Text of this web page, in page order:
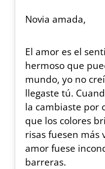
Novia amada,
El amor es el
hermoso que
mundo, yo no
llegaste tú.
la cambiaste por
que los colores
risas fuesen más
amor fuese
barreras.